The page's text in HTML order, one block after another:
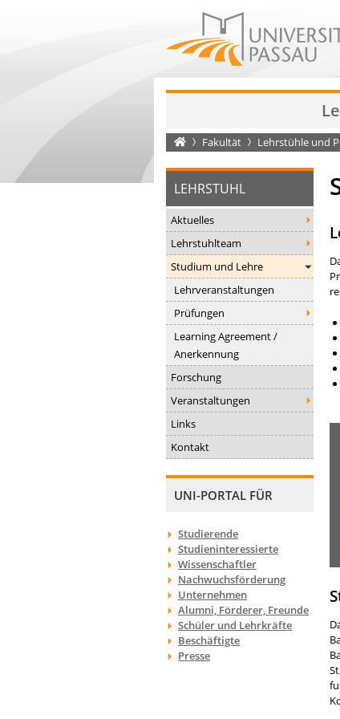
Startseite
Fakultät Lehrstühle und
LEHRSTUHL
Aktuelles
Lehrstuhlteam
Studium und Lehre
Lehrveranstaltungen
Prüfungen
Learning Agreement /
Anerkennung
Forschung
Veranstaltungen
Links
Kontakt
UNI-PORTAL FÜR
Studierende
Studieninteressierte
Wissenschaftler
Nachwuchsförderung
Unternehmen
Alumni, Förderer, Freunde
Schüler und Lehrkräfte
Beschäftigte
Presse